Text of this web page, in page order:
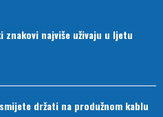
znakovi najviše uživaju u ljetu
držati na produžnom kablu